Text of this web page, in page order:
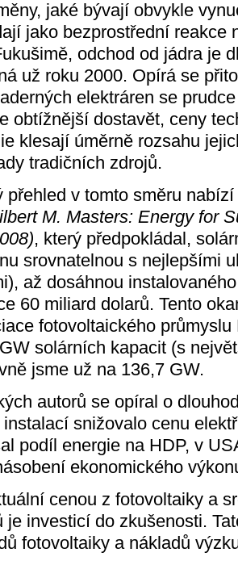
jaké bývají obvykle
jako bezprostřední reakce
odchod od jádra je
už roku 2000. Opírá se
elektráren se
obtížnější dostavět, ceny
klesají úměrně rozsahu
tradičních zdrojů.
přehled v tomto směru
M. Masters: Energy for
, který předpokládal,
srovnatelnou s nejlepšími
až dosáhnou
60 miliard dolarů. Tento
fotovoltaického
solárních kapacit (s
jsme už na 136,7 GW.
autorů se opíral o
snižovalo cenu
podíl energie na HDP, v
ekonomického
cenou z fotovoltaiky a
je investicí do zkušenosti.
fotovoltaiky a nákladů